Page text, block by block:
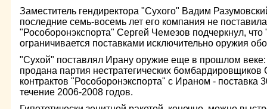
Заместитель гендиректора "Сухого" Вадим
последние семь-восемь лет его компания не
"Рособоронэкспорта" Сергей Чемезов подчеркнул,
ограничивается поставками исключительно оружия
"Сухой" поставлял Ирану оружие еще в прошлом
продана партия нестратегических
контрактов "Рособоронэкспорта" с Ираном -
течение 2006-2008 годов.